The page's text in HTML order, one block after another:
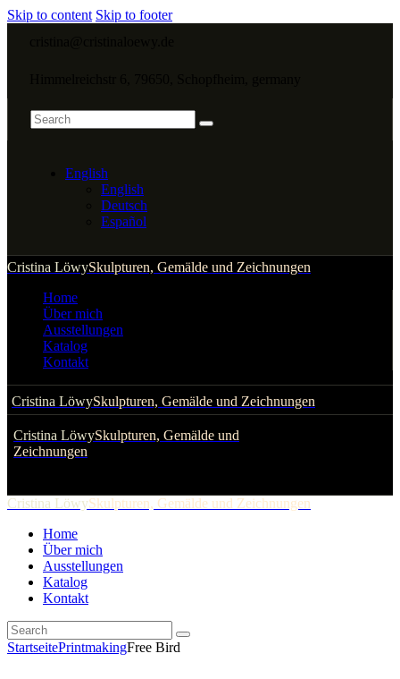
Skip to content Skip to footer
English
English
Deutsch
Español
Cristina LöwySkulpturen, Gemälde und Zeichnungen
Home
Über mich
Ausstellungen
Katalog
Kontakt
Cristina LöwySkulpturen, Gemälde und Zeichnungen
Cristina LöwySkulpturen, Gemälde und
Zeichnungen
Cristina LöwySkulpturen, Gemälde und Zeichnungen
Home
Über mich
Ausstellungen
Katalog
Kontakt
StartseitePrintmakingFree Bird